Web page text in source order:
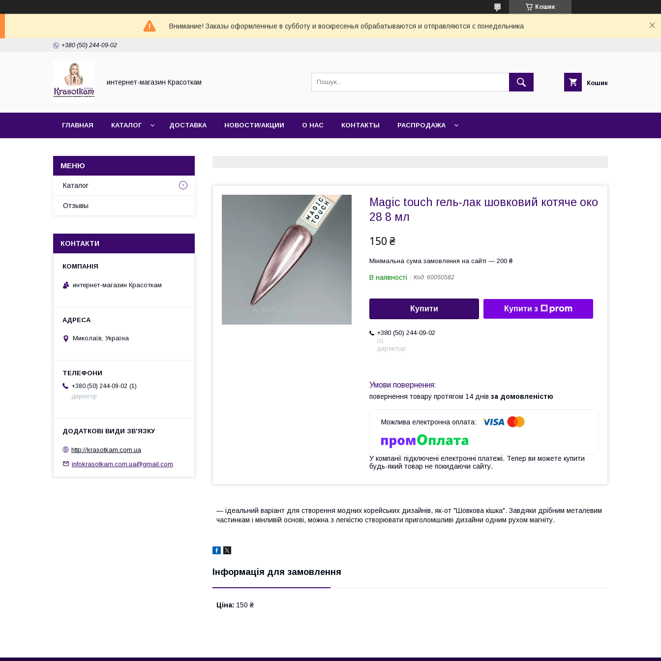
Кошик
Внимание! Заказы оформленные в субботу и воскресенья обрабатываются и отправляются с понедельника
+380 (50) 244-09-02
интернет-магазин Красоткам Кошик
ГЛАВНАЯ КАТАЛОГ ДОСТАВКА НОВОСТИ/АКЦИИ О НАС КОНТАКТЫ РАСПРОДАЖА
Magic touch гель-лак шовковий котяче око
28 8 мл
150 ₴
Мінімальна сума замовлення на сайті — 200 ₴
В наявності Код: 60050582
Купити Купити з
+380 (50) 244-09-02
1
директор
повернення товару протягом 14 днів за домовленістю
У компанії підключені електронні платежі. Тепер ви можете купити
будь-який товар не покидаючи сайту.
— ідеальний варіант для створення модних корейських дизайнів, як-от "Шовкова кішка". Завдяки дрібним металевим
частинкам і мінливій основі, можна з легкістю створювати приголомшливі дизайни одним рухом магніту.
Інформація для замовлення
Ціна: 150 ₴
Каталог
Отзывы
КОНТАКТИ
интернет-магазин Красоткам
Миколаїв, Україна
+380 (50) 244-09-02
1
директор
http://krasotkam.com.ua
infokrasotkam.com.ua@gmail.com